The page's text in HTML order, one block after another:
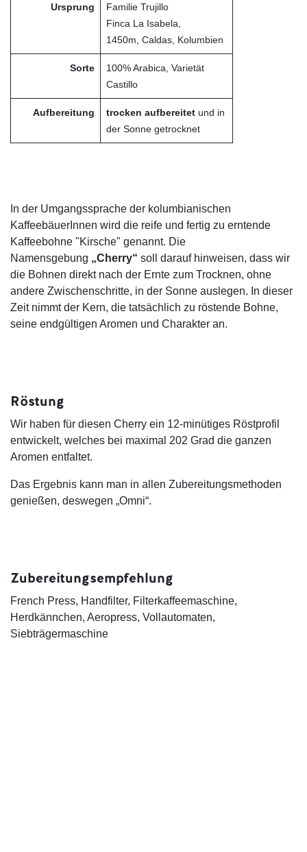
Ursprung
Familie Trujillo
Finca La Isabela,
1450m, Caldas, Kolumbien
Sorte
100% Arabica, Varietät
Castillo
Aufbereitung trocken aufbereitet und in
der Sonne getrocknet
In der Umgangssprache der kolumbianischen
KaffeebäuerInnen wird die reife und fertig zu erntende
Kaffeebohne "Kirsche" genannt. Die
Namensgebung „Cherry“ soll darauf hinweisen, dass wir
die Bohnen direkt nach der Ernte zum Trocknen, ohne
andere Zwischenschritte, in der Sonne auslegen. In dieser
Zeit nimmt der Kern, die tatsächlich zu röstende Bohne,
seine endgültigen Aromen und Charakter an.
Röstung
Wir haben für diesen Cherry ein 12-minütiges Röstprofil
entwickelt, welches bei maximal 202 Grad die ganzen
Aromen entfaltet.
Das Ergebnis kann man in allen Zubereitungsmethoden
genießen, deswegen „Omni“.
Zubereitungsempfehlung
French Press, Handfilter, Filterkaffeemaschine,
Herdkännchen, Aeropress, Vollautomaten,
Siebträgermaschine